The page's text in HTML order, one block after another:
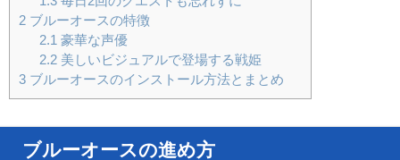
2 ブルーオースの特徴
2.1 豪華な声優
2.2美しいビジュアルで登場する戦姫
3 ブルーオースのインストール方法とまとめ
ブルーオースの進め方